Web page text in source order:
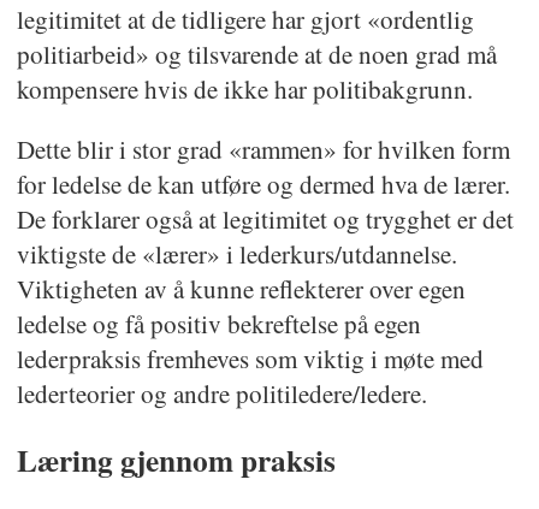
legitimitet at de tidligere har gjort «ordentlig
politiarbeid» og tilsvarende at de noen grad må
kompensere hvis de ikke har politibakgrunn.
Dette blir i stor grad «rammen» for hvilken form
for ledelse de kan utføre og dermed hva de lærer.
De forklarer også at legitimitet og trygghet er det
viktigste de «lærer» i lederkurs/utdannelse.
Viktigheten av å kunne reflekterer over egen
ledelse og få positiv bekreftelse på egen
lederpraksis fremheves som viktig i møte med
lederteorier og andre politiledere/ledere.
Læring gjennom praksis